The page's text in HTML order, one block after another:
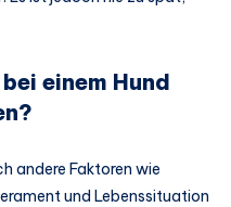
einem Hund
andere Faktoren wie
und Lebenssituation